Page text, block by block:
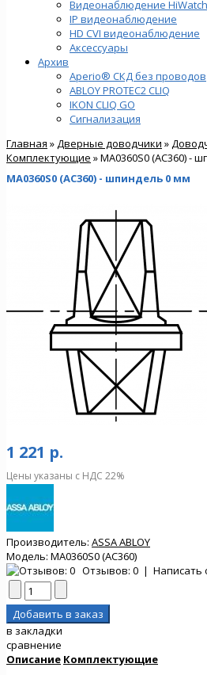
Видеонаблюдение HiWatch
IP видеонаблюдение
HD CVI видеонаблюдение
Аксессуары
Архив
Aperio® СКД без проводов
ABLOY PROTEC2 CLIQ
IKON CLIQ GO
Сигнализация
Главная » Дверные доводчики »
Комплектующие » MA0360S0 (AC360) -
MA0360S0 (AC360) - шпиндель 0 мм
1 221 р.
Цены указаны с НДС 22%
Производитель: ASSA ABLOY
Модель: MA0360S0 (AC360)
Отзывов: 0 | Написать
в закладки
сравнение
Описание Комплектующие